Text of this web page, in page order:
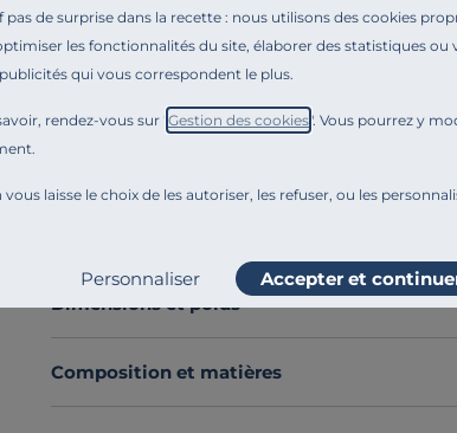
pas de surprise dans la recette : nous utilisons des cookies
les fonctionnalités du site, élaborer des statistiques ou
qui vous correspondent le plus.
rendez-vous sur "Gestion des cookies". Vous pourrez y
vous laisse le choix de les autoriser, les refuser, ou les
Personnaliser Accepter et
manquant de place dans leurs chambres à
un confort de couchage supplémentaire. Ce
articulations par vérins à air et à sa poignée,
Découvrez toute notre sélection :
Sommiers
Dimensions et poids
Composition et matières